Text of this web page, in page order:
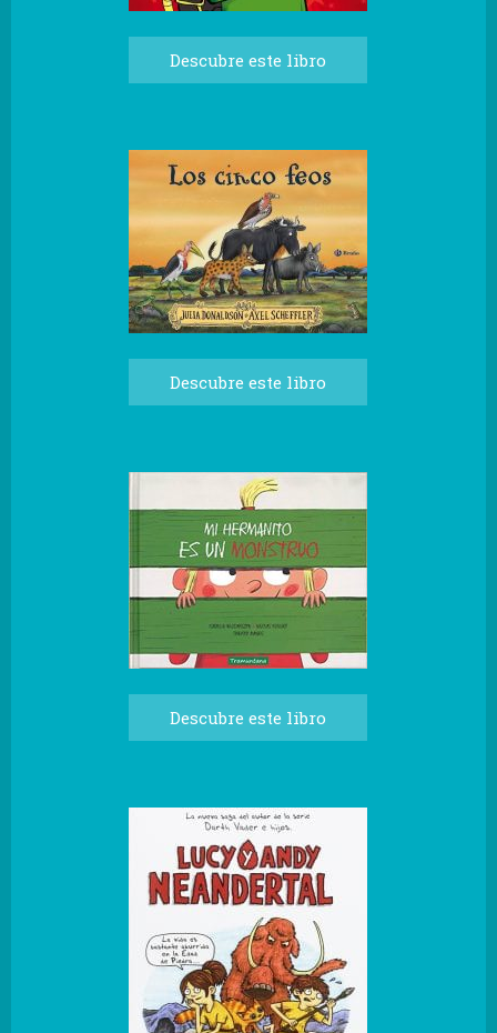
Descubre este libro
Descubre este libro
Descubre este libro